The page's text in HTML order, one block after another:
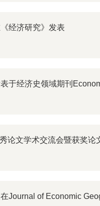
经济研究》发表
于经济史领域期刊
论文学术交流会暨获奖论
Journal of Economic